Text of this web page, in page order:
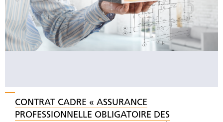
CONTRAT CADRE « ASSURANCE
PROFESSIONNELLE OBLIGATOIRE DES